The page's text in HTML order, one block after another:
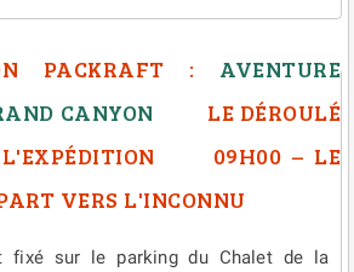
PACKRAFT : AVENTURE
CANYON
LE DÉROULÉ
09H00 – LE
VERS L'INCONNU
fixé sur le parking du Chalet de la